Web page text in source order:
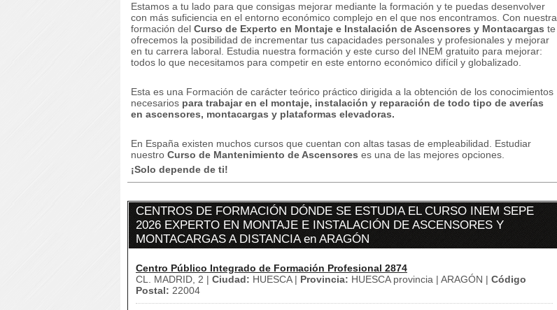
Estamos a tu lado para que consigas mejorar mediante la formación y te puedas desenvolver
con más suficiencia en el entorno económico complejo en el que nos encontramos. Con nuestra
formación del Curso de Experto en Montaje e Instalación de Ascensores y Montacargas te
ofrecemos la posibilidad de incrementar tus capacidades personales y profesionales y mejorar
en tu carrera laboral. Estudia nuestra formación y este curso del INEM gratuito para mejorar:
todos lo que necesitamos para competir en este entorno económico difícil y globalizado.
Esta es una Formación de carácter teórico práctico dirigida a la obtención de los conocimientos
necesarios para trabajar en el montaje, instalación y reparación de todo tipo de averías
en ascensores, montacargas y plataformas elevadoras.
En España existen muchos cursos que cuentan con altas tasas de empleabilidad. Estudiar
nuestro Curso de Mantenimiento de Ascensores es una de las mejores opciones.
¡Solo depende de ti!
CENTROS DE FORMACIÓN DÓNDE SE ESTUDIA EL CURSO INEM SEPE
2026 EXPERTO EN MONTAJE E INSTALACIÓN DE ASCENSORES Y
MONTACARGAS A DISTANCIA en ARAGÓN
Centro Público Integrado de Formación Profesional 2874
CL. MADRID, 2 | Ciudad: HUESCA | Provincia: HUESCA provincia | ARAGÓN | Código
Postal: 22004